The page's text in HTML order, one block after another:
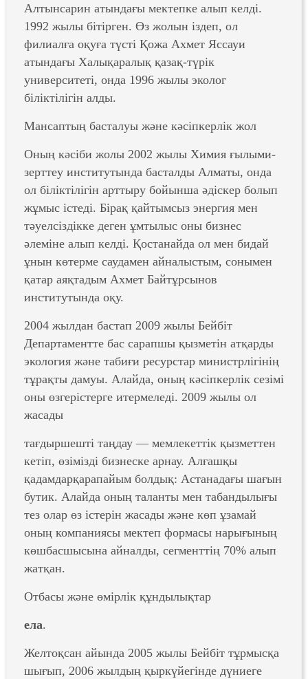
Алтынсарин атындағы мектепке алып келді.
1992 жылы бітірген. Өз жолын іздеп, ол
филиалға оқуға түсті Қожа Ахмет Яссауи
атындағы Халықаралық қазақ-түрік
университеті, онда 1996 жылы эколог
біліктілігін алды.
Мансаптың басталуы және кәсіпкерлік жол
Оның кәсіби жолы 2002 жылы Химия ғылыми-
зерттеу институтында басталды Алматы, онда
ол біліктілігін арттыру бойынша әдіскер болып
жұмыс істеді. Бірақ қайтымсыз энергия мен
тәуелсіздікке деген ұмтылыс оны бизнес
әлеміне алып келді. Қостанайда ол мен бидай
ұнын көтерме саудамен айналыстым, сонымен
қатар аяқтадым Ахмет Байтұрсынов
институтында оқу.
2004 жылдан бастап 2009 жылы Бейбіт
Департаментте бас сарапшы қызметін атқарды
экология және табиғи ресурстар министрлігінің
тұрақты дамуы. Алайда, оның кәсіпкерлік сезімі
оны өзгерістерге итермеледі. 2009 жылы ол
жасады
тағдыршешті таңдау — мемлекеттік қызметтен
кетіп, өзімізді бизнеске арнау. Алғашқы
қадамдарқарапайым болдық: Астанадағы шағын
бутик. Алайда оның таланты мен табандылығы
тез олар өз істерін жасады және көп ұзамай
оның компаниясы мектеп формасы нарығының
көшбасшысына айналды, сегменттің 70% алып
жатқан.
Отбасы және өмірлік құндылықтар
ела.
Желтоқсан айында 2005 жылы Бейбіт тұрмысқа
шығып, 2006 жылдың қыркүйегінде дүниеге